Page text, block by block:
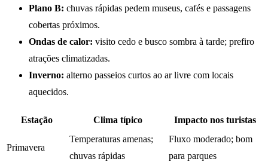
Plano B: chuvas rápidas pedem museus, cafés e passagens
cobertas próximos.
Ondas de calor: visito cedo e busco sombra à tarde; prefiro
atrações climatizadas.
Inverno: alterno passeios curtos ao ar livre com locais
aquecidos.
Estação Clima típico Impacto nos turistas
Primavera
Temperaturas amenas;
chuvas rápidas
Fluxo moderado; bom
para parques